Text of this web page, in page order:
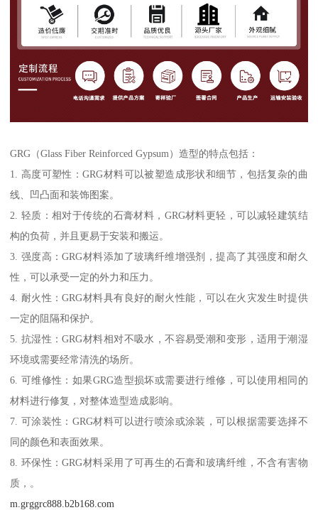
GRG（Glass Fiber Reinforced Gypsum）造型的特点包括：
1. 高度可塑性：GRG材料可以被塑造成形状和细节，包括复杂的曲
线、凹凸面和装饰图案。
2. 轻质：相对于传统的石膏材料，GRG材料更轻，可以减轻建筑结
构的负荷，并且更易于安装和搬运。
3. 强度高：GRG材料添加了玻璃纤维增强剂，提高了其强度和耐久
性，可以承受一定的外力和压力。
4. 耐火性：GRG材料具有良好的耐火性能，可以在火灾发生时提供
一定的阻隔和保护。
5. 抗湿性：GRG材料相对不吸水，不容易受潮和变形，适用于潮湿
环境或需要经常清洗的场所。
6. 可维修性：如果GRG造型损坏或需要进行维修，可以使用相同的
材料进行修复，对整体造型造成影响。
7. 可涂装性：GRG材料可以进行喷涂或涂装，可以根据需要选择不
同的颜色和表面效果。
8. 环保性：GRG材料采用了可再生的石膏和玻璃纤维，不含有害物
质，。
m.grggrc888.b2b168.com